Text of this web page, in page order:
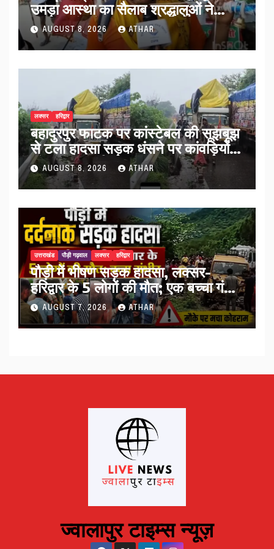
उमड़ा आस्था का सैलाब श्रद्धालुओं ने
व्यवस्थाओं को सराहा…
AUGUST 8, 2026 ATHAR
लक्सर हरिद्वार
बहादुरपुर फाटक पर कांस्टेबल की सूझबूझ
से टला हादसा सड़क धंसने पर कांवड़ियों
को किया अलर्ट…
AUGUST 8, 2026 ATHAR
उत्तराखंड पौड़ी गढ़वाल लक्सर हरिद्वार
पौड़ी में भीषण सड़क हादसा, लक्सर-
हरिद्वार के 5 लोगों की मौत; एक बच्चा गंभीर
घायल…
AUGUST 7, 2026 ATHAR
ज्वालापुर टाइम्स न्यूज़